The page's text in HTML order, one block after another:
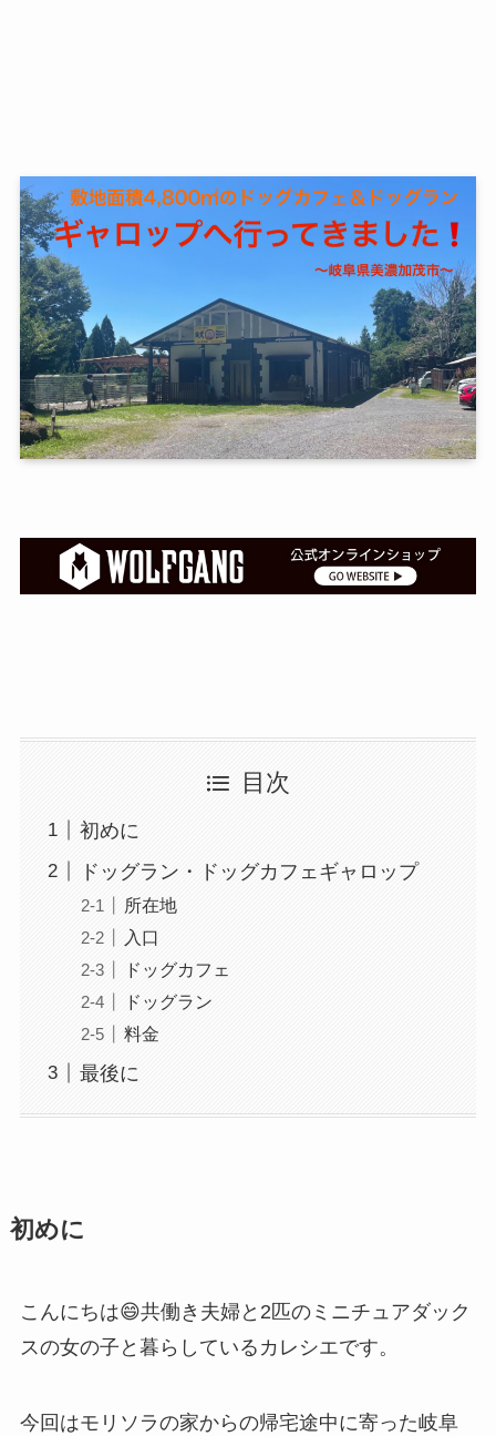
目次
初めに
ドッグラン・ドッグカフェギャロップ
所在地
入口
ドッグカフェ
ドッグラン
料金
最後に
初めに
こんにちは😄共働き夫婦と2匹のミニチュアダック
スの女の子と暮らしているカレシエです。
今回はモリソラの家からの帰宅途中に寄った岐阜